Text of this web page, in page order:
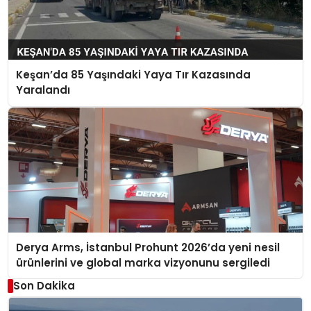
Keşan’da 85 Yaşındaki Yaya Tır Kazasında
Yaralandı
Derya Arms, İstanbul Prohunt 2026’da yeni nesil
ürünlerini ve global marka vizyonunu sergiledi
Son Dakika